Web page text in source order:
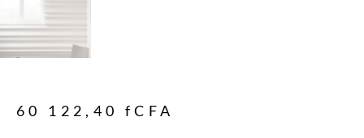
60 122,40 fCFA